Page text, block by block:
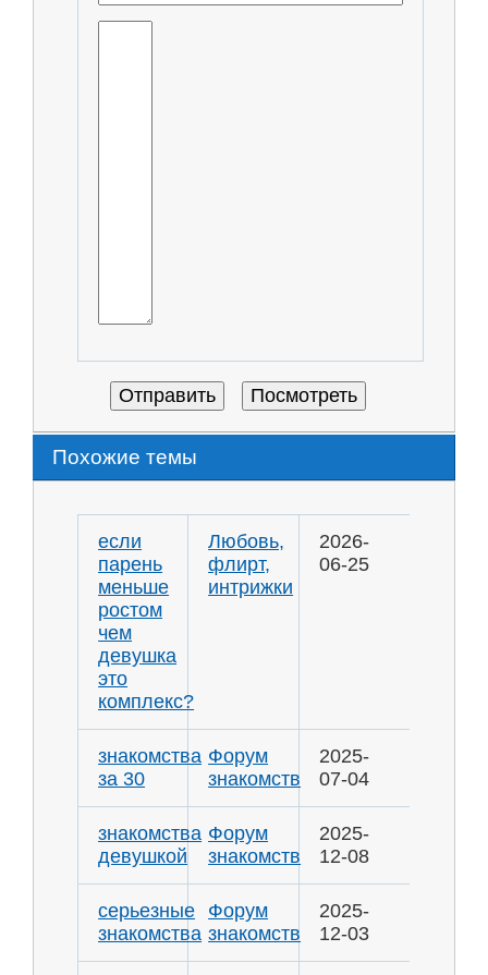
Похожие темы
если
парень
меньше
ростом
чем
девушка
это
комплекс?
Любовь,
флирт,
интрижки
2026-
06-25
знакомства
за 30
Форум
знакомств
2025-
07-04
знакомства
девушкой
Форум
знакомств
2025-
12-08
серьезные
знакомства
Форум
знакомств
2025-
12-03